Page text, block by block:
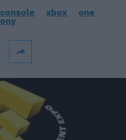
console xbox
one